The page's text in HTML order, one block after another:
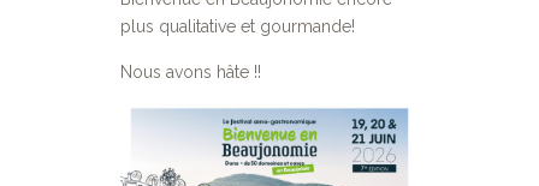
plus qualitative et gourmande!
Nous avons hâte !!